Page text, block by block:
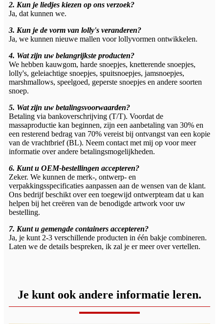
2. Kun je liedjes kiezen op ons verzoek?
Ja, dat kunnen we.
3. Kun je de vorm van lolly's veranderen?
Ja, we kunnen nieuwe mallen voor lollyvormen ontwikkelen.
4. Wat zijn uw belangrijkste producten?
We hebben kauwgom, harde snoepjes, knetterende snoepjes,
lolly's, geleiachtige snoepjes, spuitsnoepjes, jamsnoepjes,
marshmallows, speelgoed, geperste snoepjes en andere soorten
snoep.
5. Wat zijn uw betalingsvoorwaarden?
Betaling via bankoverschrijving (T/T). Voordat de
massaproductie kan beginnen, zijn een aanbetaling van 30% en
een resterend bedrag van 70% vereist bij ontvangst van een kopie
van de vrachtbrief (BL). Neem contact met mij op voor meer
informatie over andere betalingsmogelijkheden.
6. Kunt u OEM-bestellingen accepteren?
Zeker. We kunnen de merk-, ontwerp- en
verpakkingsspecificaties aanpassen aan de wensen van de klant.
Ons bedrijf beschikt over een toegewijd ontwerpteam dat u kan
helpen bij het creëren van de benodigde artwork voor uw
bestelling.
7. Kunt u gemengde containers accepteren?
Ja, je kunt 2-3 verschillende producten in één bakje combineren.
Laten we de details bespreken, ik zal je er meer over vertellen.
Je kunt ook andere informatie leren.